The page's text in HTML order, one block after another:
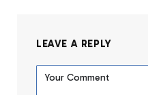
LEAVE A REPLY